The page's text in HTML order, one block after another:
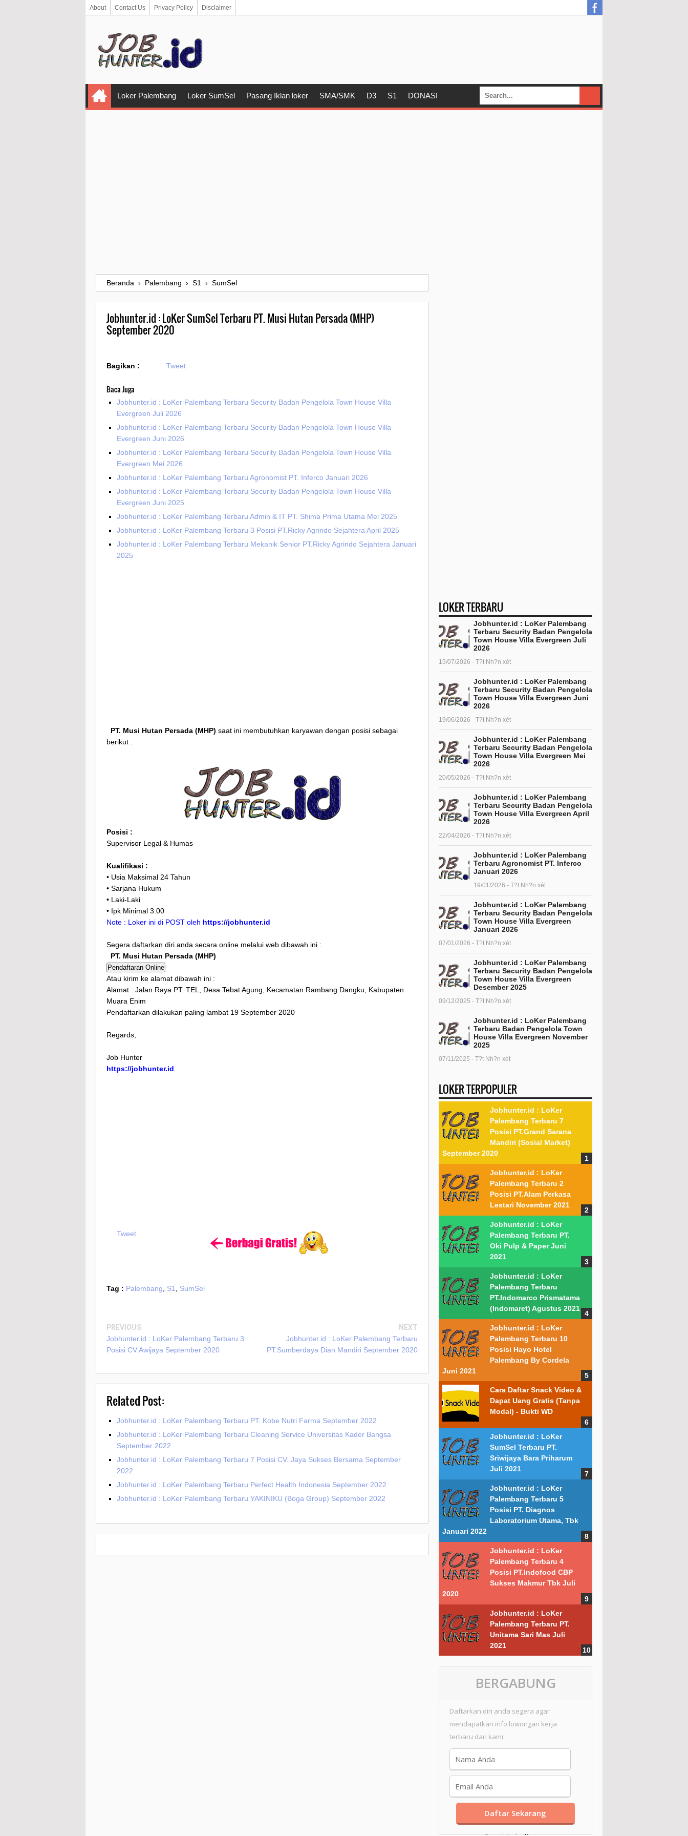
About Contact Us Privacy Policy Disclaimer
Loker Palembang Loker SumSel Pasang Iklan loker SMA/SMK D3 S1 DONASI
Beranda › Palembang › S1 › SumSel
Jobhunter.id : LoKer SumSel Terbaru PT. Musi Hutan Persada (MHP)
September 2020
Bagikan : Tweet
Baca Juga
Jobhunter.id : LoKer Palembang Terbaru Security Badan Pengelola Town House Villa
Evergreen Juli 2026
Jobhunter.id : LoKer Palembang Terbaru Security Badan Pengelola Town House Villa
Evergreen Juni 2026
Jobhunter.id : LoKer Palembang Terbaru Security Badan Pengelola Town House Villa
Evergreen Mei 2026
Jobhunter.id : LoKer Palembang Terbaru Agronomist PT. Inferco Januari 2026
Jobhunter.id : LoKer Palembang Terbaru Security Badan Pengelola Town House Villa
Evergreen Juni 2025
Jobhunter.id : LoKer Palembang Terbaru Admin & IT PT. Shima Prima Utama Mei 2025
Jobhunter.id : LoKer Palembang Terbaru 3 Posisi PT.Ricky Agrindo Sejahtera April 2025
Jobhunter.id : LoKer Palembang Terbaru Mekanik Senior PT.Ricky Agrindo Sejahtera Januari
2025
PT. Musi Hutan Persada (MHP) saat ini membutuhkan karyawan dengan posisi sebagai
berikut :
Posisi :
Supervisor Legal & Humas
Kualifikasi :
• Usia Maksimal 24 Tahun
• Sarjana Hukum
• Laki-Laki
• Ipk Minimal 3.00
Note : Loker ini di POST oleh https://jobhunter.id
Segera daftarkan diri anda secara online melalui web dibawah ini :
PT. Musi Hutan Persada (MHP)
Pendaftaran Online
Atau kirim ke alamat dibawah ini :
Alamat : Jalan Raya PT. TEL, Desa Tebat Agung, Kecamatan Rambang Dangku, Kabupaten
Muara Enim
Pendaftarkan dilakukan paling lambat 19 September 2020
Regards,
Job Hunter
https://jobhunter.id
Tweet
Tag : Palembang S1 SumSel
PREVIOUS
Jobhunter.id : LoKer Palembang Terbaru 3
Posisi CV.Awijaya September 2020
NEXT
Jobhunter.id : LoKer Palembang Terbaru
PT.Sumberdaya Dian Mandiri September 2020
Related Post:
Jobhunter.id : LoKer Palembang Terbaru PT. Kobe Nutri Farma September 2022
Jobhunter.id : LoKer Palembang Terbaru Cleaning Service Universitas Kader Bangsa
September 2022
Jobhunter.id : LoKer Palembang Terbaru 7 Posisi CV. Jaya Sukses Bersama September
2022
Jobhunter.id : LoKer Palembang Terbaru Perfect Health Indonesia September 2022
Jobhunter.id : LoKer Palembang Terbaru YAKINIKU (Boga Group) September 2022
LOKER TERBARU
Jobhunter.id : LoKer Palembang
Terbaru Security Badan Pengelola
Town House Villa Evergreen Juli
2026
15/07/2026 - T?t Nh?n xét
Jobhunter.id : LoKer Palembang
Terbaru Security Badan Pengelola
Town House Villa Evergreen Juni
2026
19/06/2026 - T?t Nh?n xét
Jobhunter.id : LoKer Palembang
Terbaru Security Badan Pengelola
Town House Villa Evergreen Mei
2026
20/05/2026 - T?t Nh?n xét
Jobhunter.id : LoKer Palembang
Terbaru Security Badan Pengelola
Town House Villa Evergreen April
2026
22/04/2026 - T?t Nh?n xét
Jobhunter.id : LoKer Palembang
Terbaru Agronomist PT. Inferco
Januari 2026
19/01/2026 - T?t Nh?n xét
Jobhunter.id : LoKer Palembang
Terbaru Security Badan Pengelola
Town House Villa Evergreen
Januari 2026
07/01/2026 - T?t Nh?n xét
Jobhunter.id : LoKer Palembang
Terbaru Security Badan Pengelola
Town House Villa Evergreen
Desember 2025
09/12/2025 - T?t Nh?n xét
Jobhunter.id : LoKer Palembang
Terbaru Badan Pengelola Town
House Villa Evergreen November
2025
07/11/2025 - T?t Nh?n xét
LOKER TERPOPULER
Jobhunter.id : LoKer
Palembang Terbaru 7
Posisi PT.Grand Sarana
Mandiri (Sosial Market)
September 2020
Jobhunter.id : LoKer
Palembang Terbaru 2
Posisi PT.Alam Perkasa
Lestari November 2021
Jobhunter.id : LoKer
Palembang Terbaru PT.
Oki Pulp & Paper Juni
2021
Jobhunter.id : LoKer
Palembang Terbaru
PT.Indomarco Prismatama
(Indomaret) Agustus 2021
Jobhunter.id : LoKer
Palembang Terbaru 10
Posisi Hayo Hotel
Palembang By Cordela
Juni 2021
Cara Daftar Snack Video &
Dapat Uang Gratis (Tanpa
Modal) - Bukti WD
Jobhunter.id : LoKer
SumSel Terbaru PT.
Sriwijaya Bara Priharum
Juli 2021
Jobhunter.id : LoKer
Palembang Terbaru 5
Posisi PT. Diagnos
Laboratorium Utama, Tbk
Januari 2022
Jobhunter.id : LoKer
Palembang Terbaru 4
Posisi PT.Indofood CBP
Sukses Makmur Tbk Juli
2020
Jobhunter.id : LoKer
Palembang Terbaru PT.
Unitama Sari Mas Juli
2021
BERGABUNG
Daftarkan diri anda segera agar
mendapatkan info lowongan kerja
terbaru dari kami